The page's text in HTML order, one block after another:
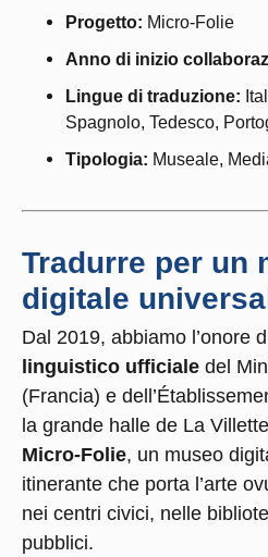
Progetto: Micro-Folie
Anno di inizio
Lingue di traduzione:
Spagnolo, Tedesco,
Tipologia: Museale,
Tradurre per un
digitale
Dal 2019, abbiamo l’onore
linguistico ufficiale del
(Francia) e
la grande halle de La
Micro-Folie, un museo
itinerante che porta l’arte
nei centri civici, nelle
pubblici.